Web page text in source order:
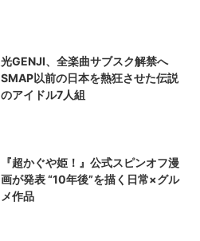
光GENJI、全楽曲サブスク解禁へ
SMAP以前の日本を熱狂させた伝説
のアイドル7人組
『超かぐや姫！』公式スピンオフ漫
画が発表 “10年後”を描く日常×グル
メ作品